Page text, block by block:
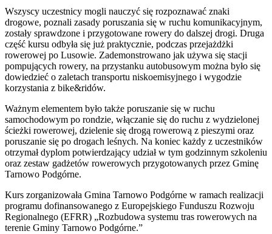
Wszyscy uczestnicy mogli nauczyć się rozpoznawać znaki
drogowe, poznali zasady poruszania się w ruchu komunikacyjnym,
zostały sprawdzone i przygotowane rowery do dalszej drogi. Druga
część kursu odbyła się już praktycznie, podczas przejażdżki
rowerowej po Lusowie. Zademonstrowano jak używa się stacji
pompujących rowery, na przystanku autobusowym można było się
dowiedzieć o zaletach transportu niskoemisyjnego i wygodzie
korzystania z bike&ridów.
Ważnym elementem było także poruszanie się w ruchu
samochodowym po rondzie, włączanie się do ruchu z wydzielonej
ścieżki rowerowej, dzielenie się drogą rowerową z pieszymi oraz
poruszanie się po drogach leśnych. Na koniec każdy z uczestników
otrzymał dyplom potwierdzający udział w tym godzinnym szkoleniu
oraz zestaw gadżetów rowerowych przygotowanych przez Gminę
Tarnowo Podgórne.
Kurs zorganizowała Gmina Tarnowo Podgórne w ramach realizacji
programu dofinansowanego z Europejskiego Funduszu Rozwoju
Regionalnego (EFRR) „Rozbudowa systemu tras rowerowych na
terenie Gminy Tarnowo Podgórne.”